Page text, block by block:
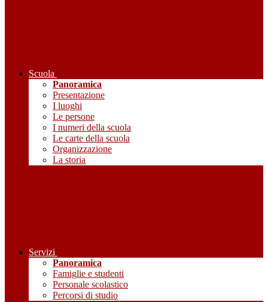
Scuola
Panoramica
Presentazione
I luoghi
Le persone
I numeri della scuola
Le carte della scuola
Organizzazione
La storia
Servizi
Panoramica
Famiglie e studenti
Personale scolastico
Percorsi di studio